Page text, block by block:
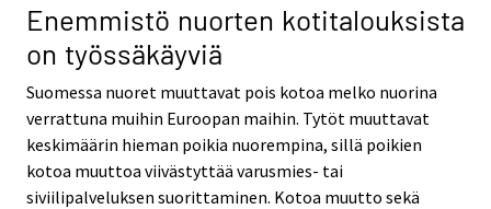
Enemmistö nuorten kotitalouksista
on työssäkäyviä
Suomessa nuoret muuttavat pois kotoa melko nuorina
verrattuna muihin Euroopan maihin. Tytöt muuttavat
keskimäärin hieman poikia nuorempina, sillä poikien
kotoa muuttoa viivästyttää varusmies- tai
siviilipalveluksen suorittaminen. Kotoa muutto sekä